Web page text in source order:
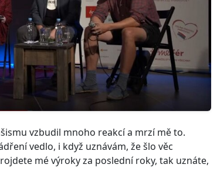
vzbudil mnoho reakcí a mrzí mě to.
vedlo, i když uznávám, že šlo věc
mé výroky za poslední roky, tak uznáte,